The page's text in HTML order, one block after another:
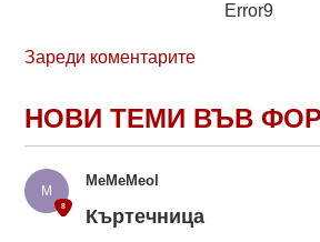
Error9
Зареди коментарите
НОВИ ТЕМИ ВЪВ
MeMeMeol
Къртечница